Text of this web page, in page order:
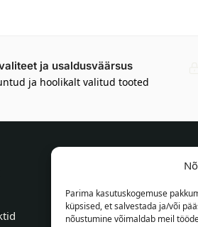
Parima kasutuskogemuse
küpsised, et salvestada ja/või
nõustumine võimaldab meil
ja usaldusväärsus
ja hoolikalt valitud tooted